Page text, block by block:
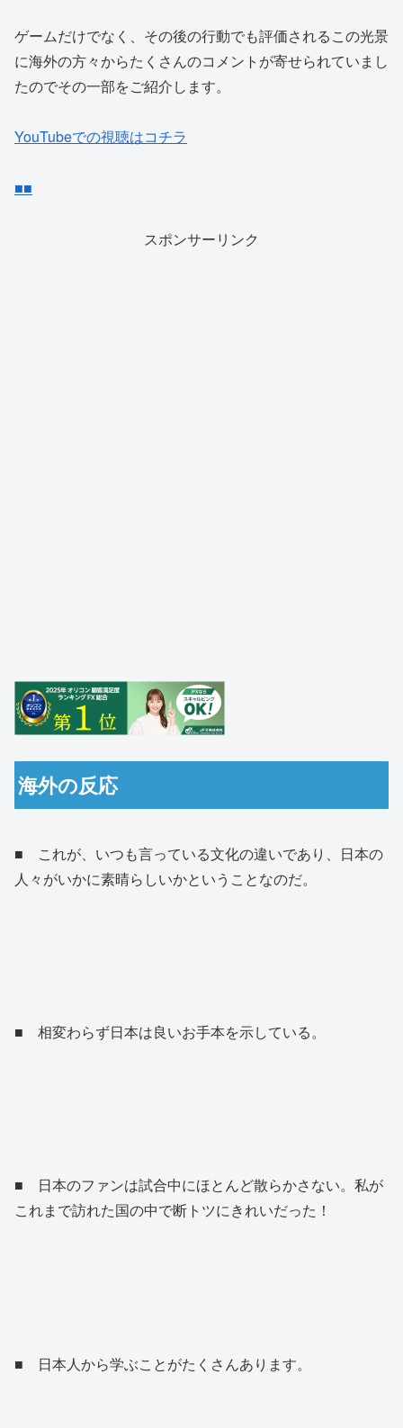
ゲームだけでなく、その後の行動でも評価されるこの光景
に海外の方々からたくさんのコメントが寄せられていまし
たのでその一部をご紹介します。
YouTubeでの視聴はコチラ
■■
スポンサーリンク
海外の反応
■ これが、いつも言っている文化の違いであり、日本の
人々がいかに素晴らしいかということなのだ。
■ 相変わらず日本は良いお手本を示している。
■ 日本のファンは試合中にほとんど散らかさない。私が
これまで訪れた国の中で断トツにきれいだった！
■ 日本人から学ぶことがたくさんあります。